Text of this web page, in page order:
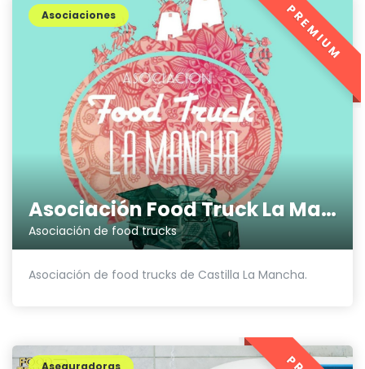
Asociación Food Truck La Mancha
Asociación de food trucks
Asociaciones
Asociación de food trucks de Castilla La Mancha.
PREMIUM
Aseguradoras